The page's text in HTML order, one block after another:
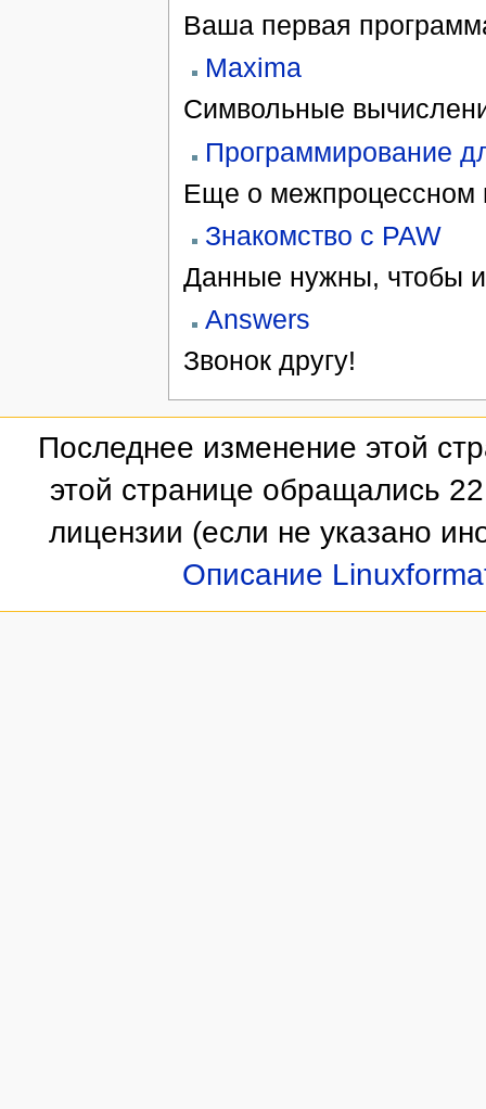
Ваша первая
Maxima
Символьные
Программирование
Еще о межпроцессном
Знакомство с PAW
Данные нужны, чтобы
Answers
Звонок другу!
Последнее изменение этой
этой странице обращались
лицензии (если не указано
Описание